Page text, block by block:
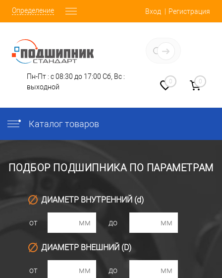
Определение Вход Регистрация
Пн-Пт : с 08:30 до 17:00 Сб, Вс :
выходной
0 0
Каталог товаров
ПОДБОР ПОДШИПНИКА ПО ПАРАМЕТРАМ
ДИАМЕТР ВНУТРЕННИЙ (d)
от до
ДИАМЕТР ВНЕШНИЙ (D)
от до